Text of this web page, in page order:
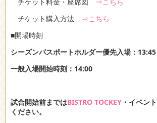
チケット購入方法
⇒こちら
■開場時刻
シーズンパスポートホルダー優先入場：13:45
一般入場開始時刻：14:00
試合開始前まではBISTRO TOCKEY ・イベン
ください。